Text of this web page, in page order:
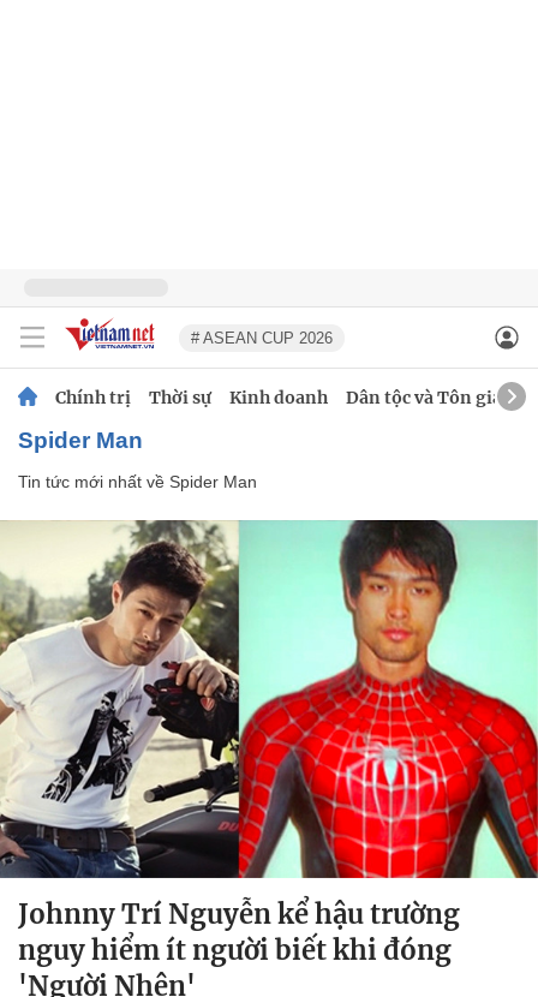
# ASEAN CUP 2026
Chính trị Thời sự Kinh doanh Dân tộc và Tôn giáo
Spider Man
Tin tức mới nhất về Spider Man
Johnny Trí Nguyễn kể hậu trường
nguy hiểm ít người biết khi đóng
'Người Nhện'